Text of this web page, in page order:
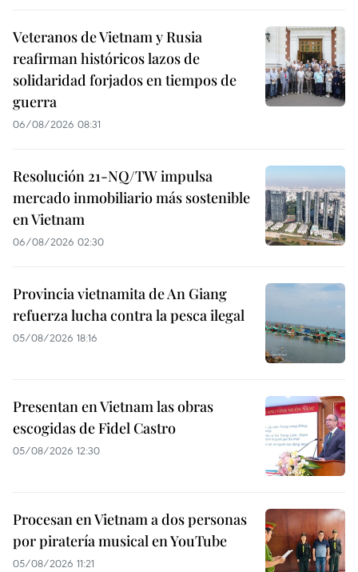
Veteranos de Vietnam y Rusia
reafirman históricos lazos de
solidaridad forjados en tiempos de
guerra
06/08/2026 08:31
Resolución 21-NQ/TW impulsa
mercado inmobiliario más sostenible
en Vietnam
06/08/2026 02:30
Provincia vietnamita de An Giang
refuerza lucha contra la pesca ilegal
05/08/2026 18:16
Presentan en Vietnam las obras
escogidas de Fidel Castro
05/08/2026 12:30
Procesan en Vietnam a dos personas
por piratería musical en YouTube
05/08/2026 11:21